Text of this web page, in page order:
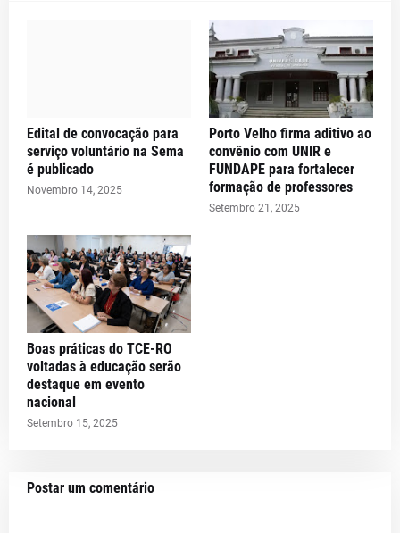
Edital de convocação para
serviço voluntário na Sema
é publicado
Novembro 14, 2025
Porto Velho firma aditivo ao
convênio com UNIR e
FUNDAPE para fortalecer
formação de professores
Setembro 21, 2025
Boas práticas do TCE-RO
voltadas à educação serão
destaque em evento
nacional
Setembro 15, 2025
Postar um comentário